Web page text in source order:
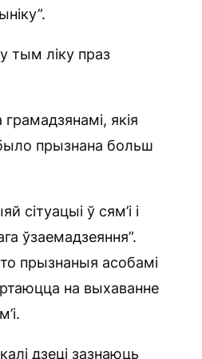
тым ліку праз
якія
прызнана больш
сітуацыі ў сям’і і
ўзаемадзеяння”.
прызнаныя асобамі
на выхаванне
дзеці зазнаюць